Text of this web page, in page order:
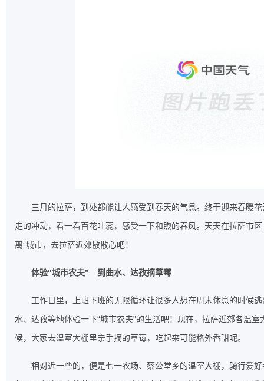
三月的拉萨，到处都能让人感受到春天的气息。终于迎来春暖
走的冲动，看一看百花吐蕊，感受一下和煦的春风。天天在拉萨市
离”城市，去拉萨近郊散散心吧！
体验“城市农夫” 到曲水、达孜摘草莓
工作日里，上班下班的无限循环让很多人想在周末休息的时候
水、达孜等地体验一下“城市农夫”的生活吧！现在，拉萨近郊各温
候，大家去温室大棚里亲手摘的草莓，吃起来可能格外香甜呢。
相对近一些的，便是七一农场、蔡公堂乡的温室大棚，骑行爱